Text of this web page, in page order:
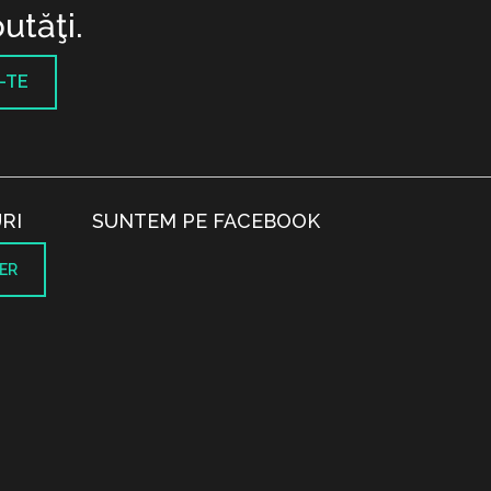
TE
SUNTEM PE FACEBOOK